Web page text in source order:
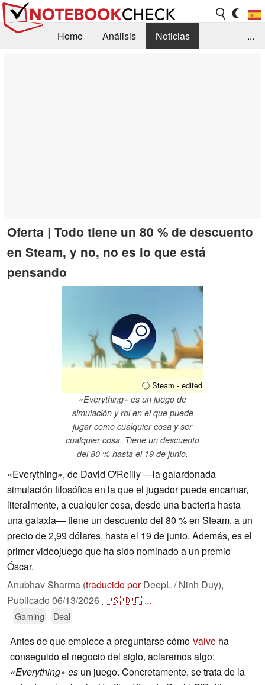
Home Análisis
Noticias
...
Oferta | Todo tiene un 80 % de descuento
en Steam, y no, no es lo que está
pensando
ⓘ Steam - edited
«Everything» es un juego de
simulación y rol en el que puede
jugar como cualquier cosa y ser
cualquier cosa. Tiene un descuento
del 80 % hasta el 19 de junio.
«Everything», de David O'Reilly —la galardonada
simulación filosófica en la que el jugador puede encarnar,
literalmente, a cualquier cosa, desde una bacteria hasta
una galaxia— tiene un descuento del 80 % en Steam, a un
precio de 2,99 dólares, hasta el 19 de junio. Además, es el
primer videojuego que ha sido nominado a un premio
Óscar.
Anubhav Sharma (traducido porDeepL / Ninh Duy),
Publicado 06/13/2026🇺🇸🇩🇪 ...
Gaming Deal
Antes de que empiece a preguntarse cómoValve ha
conseguido el negocio del siglo, aclaremos algo:
«Everything» es un juego. Concretamente, se trata de la